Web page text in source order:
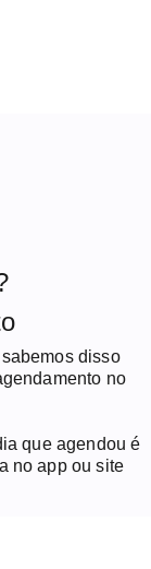
disso
no
que agendou é
no app ou site